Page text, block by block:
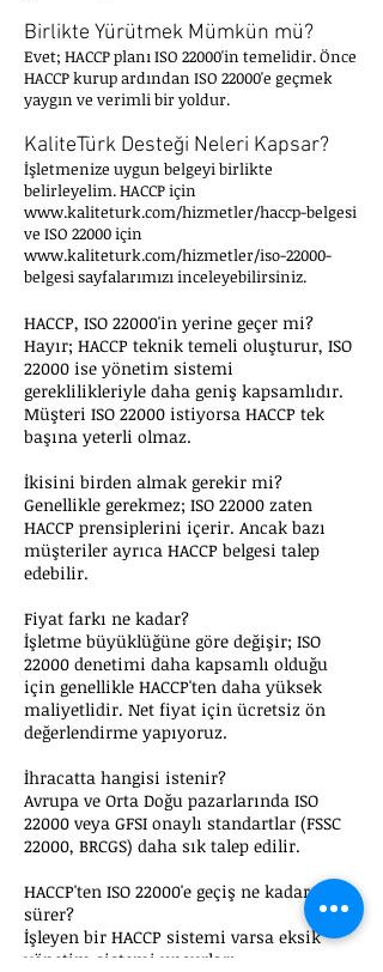
Birlikte Yürütmek Mümkün mü?
Evet; HACCP planı ISO 22000'in temelidir. Önce
HACCP kurup ardından ISO 22000'e geçmek
yaygın ve verimli bir yoldur.
KaliteTürk Desteği Neleri Kapsar?
İşletmenize uygun belgeyi birlikte
belirleyelim. HACCP için
www.kaliteturk.com/hizmetler/haccp-belgesi
ve ISO 22000 için
www.kaliteturk.com/hizmetler/iso-22000-
belgesisayfalarımızı inceleyebilirsiniz.
HACCP, ISO 22000'in yerine geçer mi?
Hayır; HACCP teknik temeli oluşturur, ISO
22000 ise yönetim sistemi
gereklilikleriyle daha geniş kapsamlıdır.
Müşteri ISO 22000 istiyorsa HACCP tek
başına yeterli olmaz.
İkisini birden almak gerekir mi?
Genellikle gerekmez; ISO 22000 zaten
HACCP prensiplerini içerir. Ancak bazı
müşteriler ayrıca HACCP belgesi talep
edebilir.
Fiyat farkı ne kadar?
İşletme büyüklüğüne göre değişir; ISO
22000 denetimi daha kapsamlı olduğu
için genellikle HACCP'ten daha yüksek
maliyetlidir. Net fiyat için ücretsiz ön
değerlendirme yapıyoruz.
İhracatta hangisi istenir?
Avrupa ve Orta Doğu pazarlarında ISO
22000 veya GFSI onaylı standartlar (FSSC
22000, BRCGS) daha sık talep edilir.
HACCP'ten ISO 22000'e geçiş ne kadar
sürer?
İşleyen bir HACCP sistemi varsa eksik
yönetim sistemi unsurları